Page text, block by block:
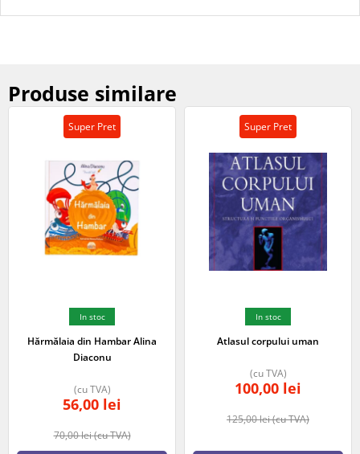
Produse similare
Super Pret
In stoc
Hărmălaia din Hambar Alina
Diaconu
70,00lei(cu TVA)
56,00 lei
(cu TVA)
Super Pret
In stoc
Atlasul corpului uman
125,00lei(cu TVA)
100,00 lei
(cu TVA)